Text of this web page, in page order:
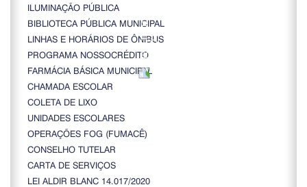
ILUMINAÇÃO PÚBLICA
BIBLIOTECA PÚBLICA MUNICIPAL
LINHAS E HORÁRIOS DE ÔNIBUS
PROGRAMA NOSSOCRÉDITO
FARMÁCIA BÁSICA MUNICIPAL
CHAMADA ESCOLAR
COLETA DE LIXO
UNIDADES ESCOLARES
OPERAÇÕES FOG (FUMACÊ)
CONSELHO TUTELAR
CARTA DE SERVIÇOS
LEI ALDIR BLANC 14.017/2020